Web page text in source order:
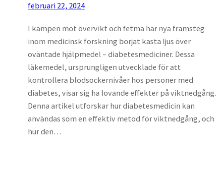
februari 22, 2024
I kampen mot övervikt och fetma har nya framsteg
inom medicinsk forskning börjat kasta ljus över
oväntade hjälpmedel – diabetesmediciner. Dessa
läkemedel, ursprungligen utvecklade för att
kontrollera blodsockernivåer hos personer med
diabetes, visar sig ha lovande effekter på viktnedgång.
Denna artikel utforskar hur diabetesmedicin kan
användas som en effektiv metod för viktnedgång, och
hur den…